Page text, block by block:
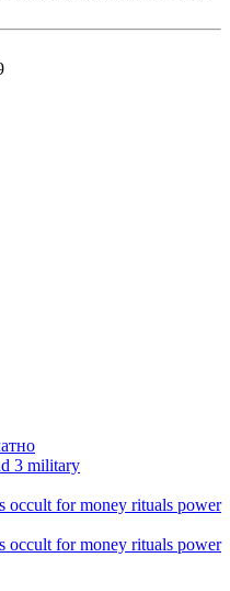
3 military
occult for money rituals power
occult for money rituals power